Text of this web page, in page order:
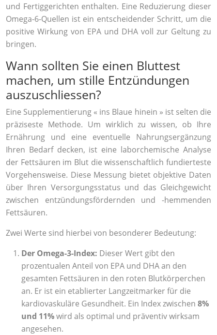
und Fertiggerichten enthalten. Eine Reduzierung dieser
Omega-6-Quellen ist ein entscheidender Schritt, um die
positive Wirkung von EPA und DHA voll zur Geltung zu
bringen.
Wann sollten Sie einen Bluttest
machen, um stille Entzündungen
auszuschliessen?
Eine Supplementierung « ins Blaue hinein » ist selten die
präziseste Methode. Um wirklich zu wissen, ob Ihre
Ernährung und eine eventuelle Nahrungsergänzung
Ihren Bedarf decken, ist eine laborchemische Analyse
der Fettsäuren im Blut die wissenschaftlich fundierteste
Vorgehensweise. Diese Messung bietet objektive Daten
über Ihren Versorgungsstatus und das Gleichgewicht
zwischen entzündungsfördernden und -hemmenden
Fettsäuren.
Zwei Werte sind hierbei von besonderer Bedeutung:
Der Omega-3-Index: Dieser Wert gibt den
prozentualen Anteil von EPA und DHA an den
gesamten Fettsäuren in den roten Blutkörperchen
an. Er ist ein etablierter Langzeitmarker für die
kardiovaskuläre Gesundheit. Ein Index zwischen 8%
und 11%wird als optimal und präventiv wirksam
angesehen.